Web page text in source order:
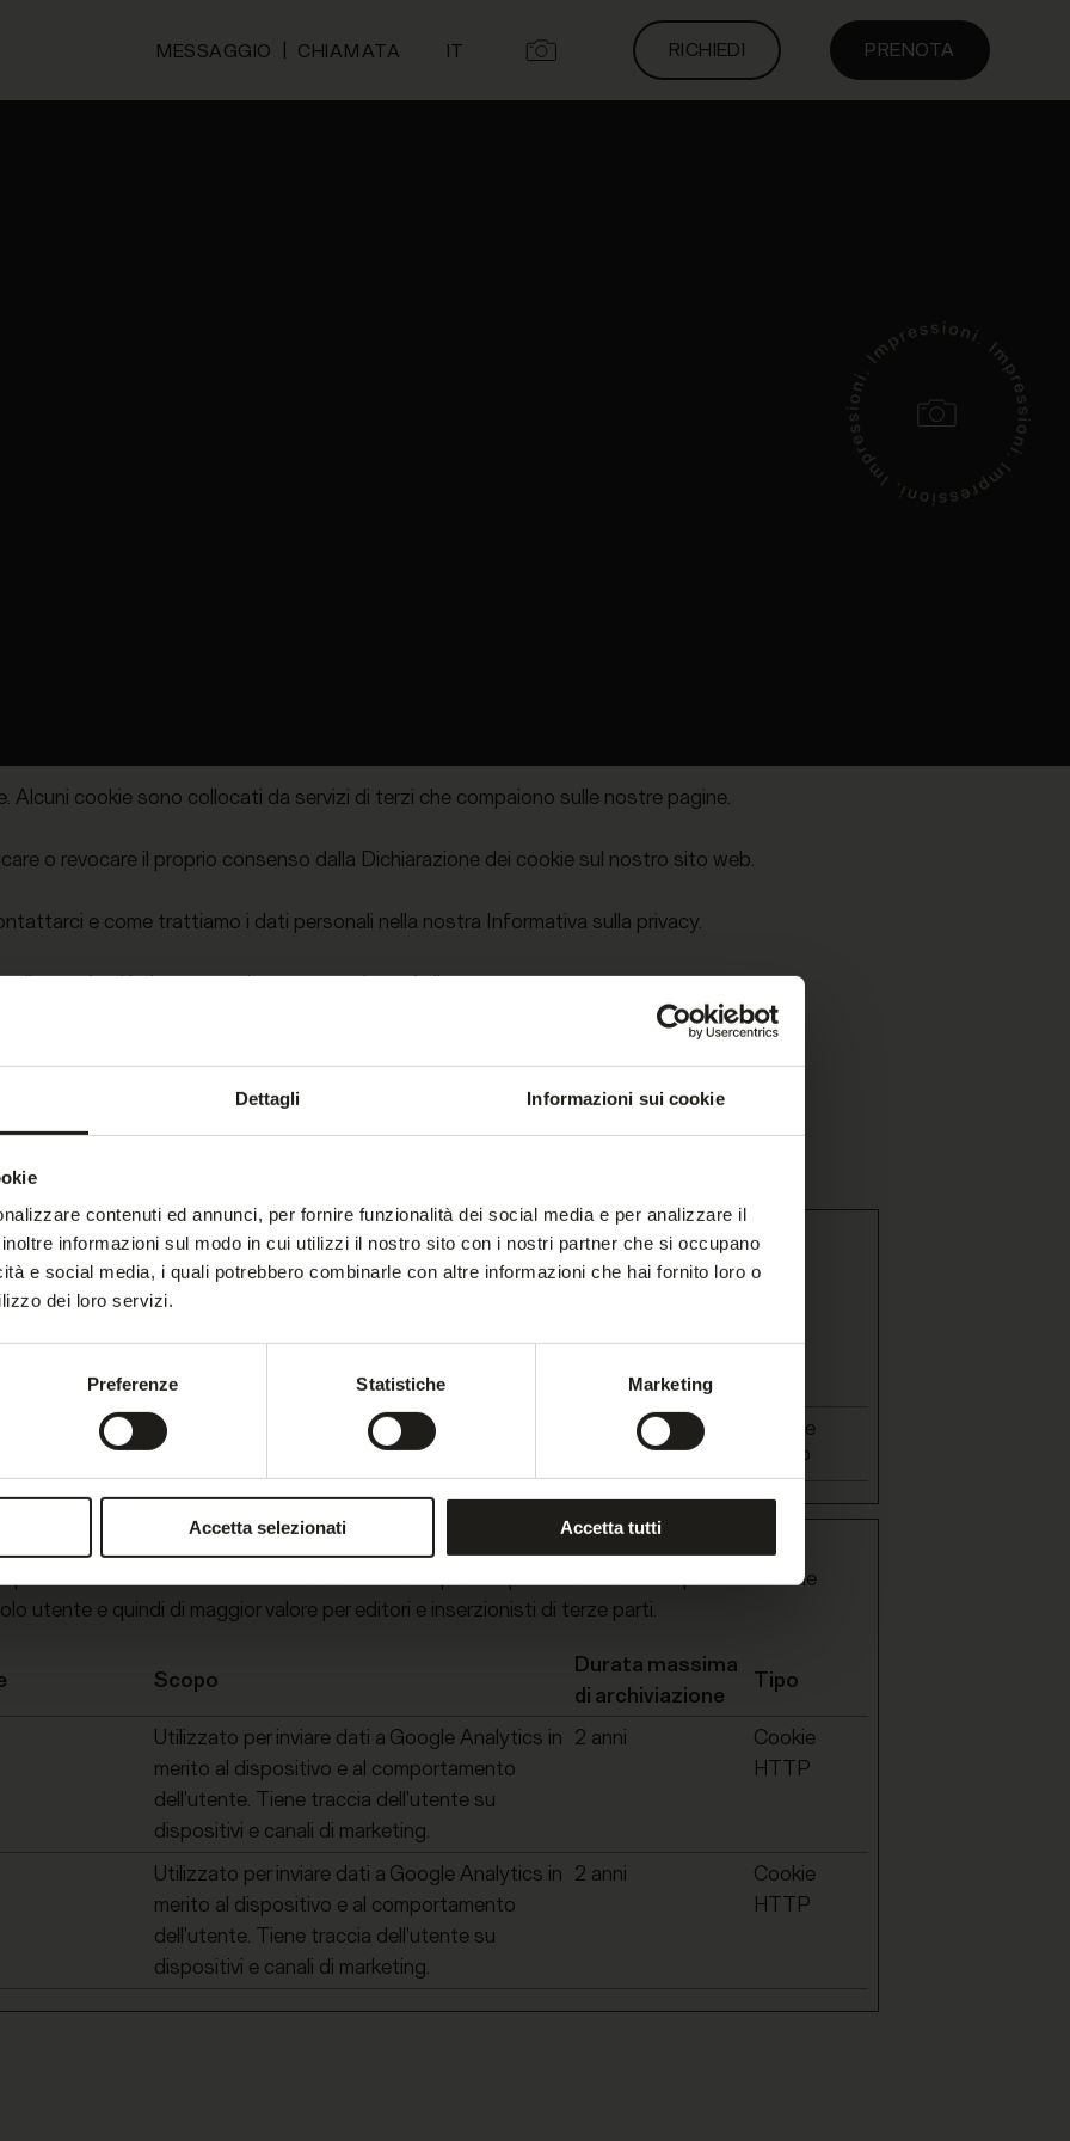
Dettagli Informazioni sui cookie
contenuti ed annunci, per fornire funzionalità dei social media e per analizzare il
informazioni sul modo in cui utilizzi il nostro sito con i nostri partner che si occupano
e social media, i quali potrebbero combinarle con altre informazioni che hai fornito loro o
dei loro servizi.
Preferenze Statistiche Marketing
Accetta selezionati Accetta tutti
MESSAGGIO CHIAMATA IT RICHIEDI PRENOTA
i cookie per personalizzare contenuti ed annunci, per fornire funzionalità dei social media e per
inoltre informazioni sul modo in cui utilizzi il nostro sito con i nostri partner che si occupano di
i quali potrebbero combinarle con altre informazioni che hai fornito loro o che hanno raccolto
Alcuni cookie sono collocati da servizi di terzi che compaiono sulle nostre pagine.
o revocare il proprio consenso dalla Dichiarazione dei cookie sul nostro sito web.
e come trattiamo i dati personali nella nostra Informativa sulla privacy.
di quando ci hai contattati per quanto riguarda il tuo consenso.
web: www.kroneliving.com
volta il 08/07/2026 da
fruibile il sito web abilitandone funzionalità di base quali la navigazione sulle pagine e
web non è in grado di funzionare correttamente senza questi cookie.
di archiviazione
Memorizza lo stato del consenso ai cookie
Cookie
HTTP
per tracciare i visitatori sui siti web. La finalità è quella di presentare annunci pubblicitari che
utente e quindi di maggior valore per editori e inserzionisti di terze parti.
Scopo
Durata massima
di archiviazione
Tipo
Utilizzato per inviare dati a Google Analytics in
merito al dispositivo e al comportamento
dell'utente. Tiene traccia dell'utente su
dispositivi e canali di marketing.
2 anni
Cookie
HTTP
Utilizzato per inviare dati a Google Analytics in
merito al dispositivo e al comportamento
dell'utente. Tiene traccia dell'utente su
dispositivi e canali di marketing.
2 anni
Cookie
HTTP